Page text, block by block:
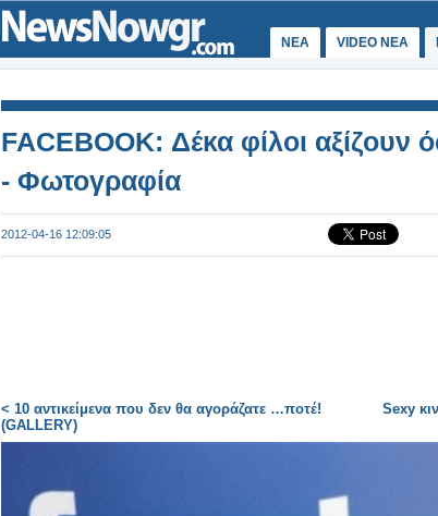
ΝΕΑ VIDEO NEA
FACEBOOK: Δέκα φίλοι αξίζουν
- Φωτογραφία
2012-04-16 12:09:05
< 10 αντικείμενα που δεν θα αγοράζατε …ποτέ!
(GALLERY)
Sexy